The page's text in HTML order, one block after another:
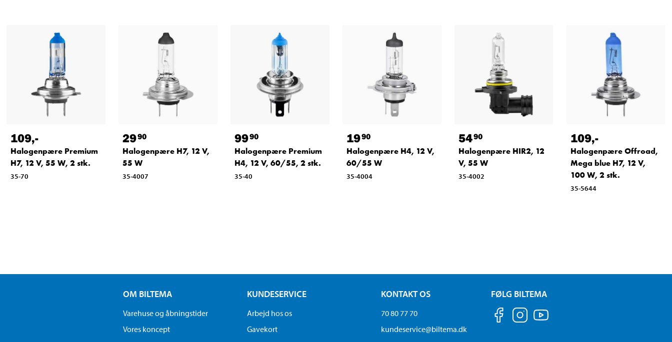
109,-
Halogenpære Premium
H7, 12 V, 55 W, 2 stk.
35-70
2990
Halogenpære H7, 12 V,
55 W
35-4007
9990
Halogenpære Premium
H4, 12 V, 60/55, 2 stk.
35-40
1990
Halogenpære H4, 12 V,
60/55 W
35-4004
5490
Halogenpære HIR2, 12
V, 55 W
35-4002
109,-
Halogenpære Offroad,
Mega blue H7, 12 V,
100 W, 2 stk.
35-5644
OM BILTEMA
Varehuse og åbningstider
Vores koncept
KUNDESERVICE
Arbejd hos os
Gavekort
KONTAKT OS
70 80 77 70
kundeservice@biltema.dk
FØLG BILTEMA